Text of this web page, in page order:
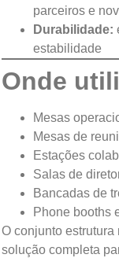
parceiros e
Durabilidade:
estabilidade
Onde
Mesas
Mesas de
Estações
Salas de
Bancadas de
Phone booths
O conjunto estrutura
solução completa